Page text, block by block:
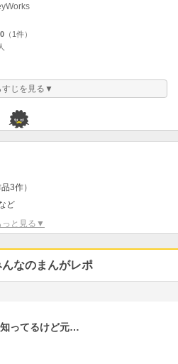
（1件）
すじを見る▼
3作）
ど
っと見る▼
なのまんがレポ
ってるけど元…